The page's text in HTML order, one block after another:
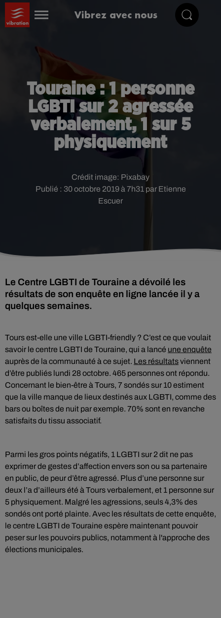
Vibrez avec nous
Touraine : 1 personne
LGBTI sur 2 agressée
verbalement, 1 sur 5
physiquement
Publié : 30 octobre 2019 à 7h31 par Etienne
Escuer
Crédit image: Pixabay
Le Centre LGBTI de Touraine a dévoilé les
résultats de son enquête en ligne lancée il y a
quelques semaines.
Tours est-elle une ville LGBTI-friendly ? C’est ce que voulait
savoir le centre LGBTI de Touraine, qui a lancé une enquête
auprès de la communauté à ce sujet. Les résultatsviennent
d’être publiés lundi 28 octobre. 465 personnes ont répondu.
Concernant le bien-être à Tours, 7 sondés sur 10 estiment
que la ville manque de lieux destinés aux LGBTI, comme des
bars ou boîtes de nuit par exemple. 70% sont en revanche
satisfaits du tissu associatif.
Parmi les gros points négatifs, 1 LGBTI sur 2 dit ne pas
exprimer de gestes d’affection envers son ou sa partenaire
en public, de peur d’être agressé. Plus d’une personne sur
deux l’a d’ailleurs été à Tours verbalement, et 1 personne sur
5 physiquement. Malgré les agressions, seuls 4,3% des
sondés ont porté plainte. Avec les résultats de cette enquête,
le centre LGBTI de Touraine espère maintenant pouvoir
peser sur les pouvoirs publics, notamment à l'approche des
élections municipales.